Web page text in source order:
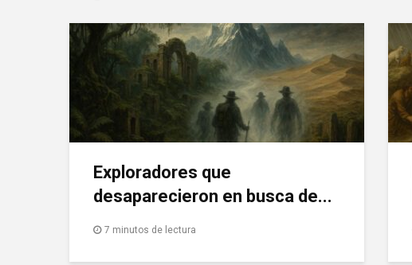
Exploradores que
desaparecieron en busca de...
7 minutos de lectura